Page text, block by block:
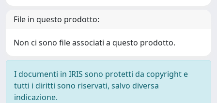
File in questo prodotto:
Non ci sono file associati a questo prodotto.
I documenti in IRIS sono protetti da copyright e
tutti i diritti sono riservati, salvo diversa
indicazione.